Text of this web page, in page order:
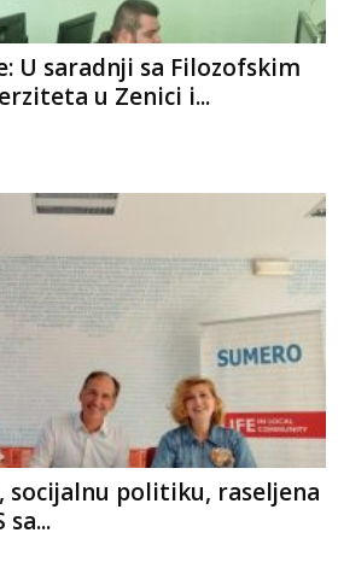
U saradnji sa Filozofskim
u Zenici i...
socijalnu politiku, raseljena
sa...